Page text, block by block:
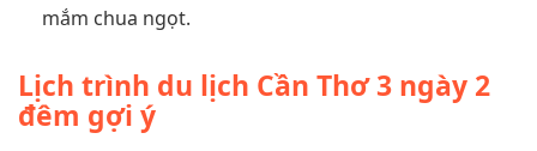
mắm chua ngọt.
Lịch trình du lịch Cần Thơ 3 ngày 2
đêm gợi ý